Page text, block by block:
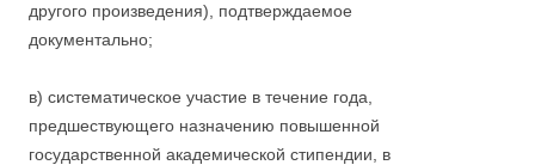
другого произведения), подтверждаемое
документально;
в) систематическое участие в течение года,
предшествующего назначению повышенной
государственной академической стипендии, в